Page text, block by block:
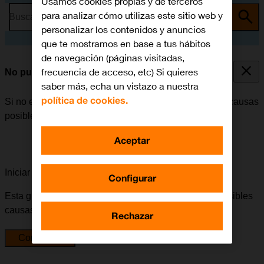
Busca por problema o tema
No puedo recibir llamadas
Si no es posible recibir llamadas, puede haber varias causas
posibles al problema.
Iniciar la guía para solucionar tu problema
Esta guía te va a conducir a través de una serie de posibles
causas y soluciones al problema.
Comenzar
para analizar cómo utilizas este sitio web y
personalizar los contenidos y anuncios
que te mostramos en base a tus hábitos
de navegación (páginas visitadas,
frecuencia de acceso, etc) Si quieres
saber más, echa un vistazo a nuestra
política de cookies.
Configurar
Rechazar
Aceptar